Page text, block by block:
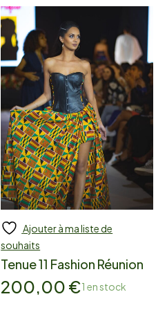
Ajouter
Ajouter à ma liste de
souhaits
Tenue 11 Fashion Réunion
200,00 €1 en stock